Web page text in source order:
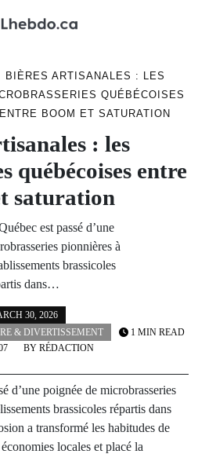
BIÈRES ARTISANALES : LES
QUÉBÉCOISES
ENTRE BOOM ET SATURATION
: les
québécoises entre
saturation
est passé d’une
pionnières à
brassicoles
dans…
30, 2026
& DIVERTISSEMENT
BY RÉDACTION
1 MIN READ
d’une poignée de microbrasseries
brassicoles répartis dans
a transformé les habitudes de
locales et placé la